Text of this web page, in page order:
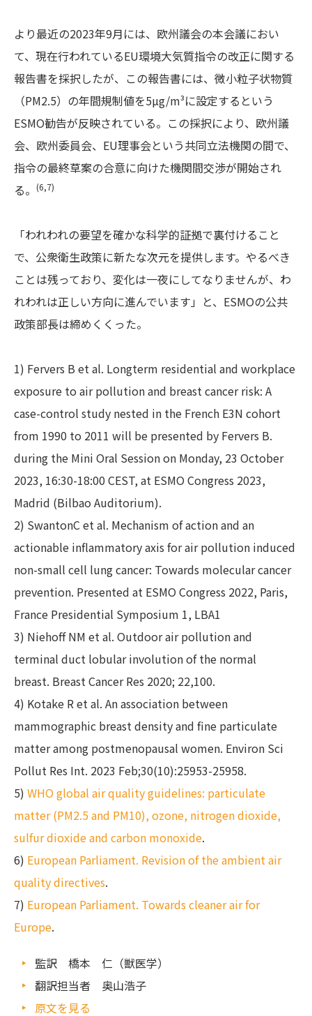
より最近の2023年9月には、欧州議会の本会議におい
て、現在行われているEU環境大気質指令の改正に関する
報告書を採択したが、この報告書には、微小粒子状物質
（PM2.5）の年間規制値を5µg/m³に設定するという
ESMO勧告が反映されている。この採択により、欧州議
会、欧州委員会、EU理事会という共同立法機関の間で、
指令の最終草案の合意に向けた機関間交渉が開始され
る。
(6,7)
「われわれの要望を確かな科学的証拠で裏付けること
で、公衆衛生政策に新たな次元を提供します。やるべき
ことは残っており、変化は一夜にしてなりませんが、わ
れわれは正しい方向に進んでいます」と、ESMOの公共
政策部長は締めくくった。
1) Fervers B et al. Longterm residential and workplace
exposure to air pollution and breast cancer risk: A
case-control study nested in the French E3N cohort
from 1990 to 2011 will be presented by Fervers B.
during the Mini Oral Session on Monday, 23 October
2023, 16:30-18:00 CEST, at ESMO Congress 2023,
Madrid (Bilbao Auditorium).
2) SwantonC et al. Mechanism of action and an
actionable inflammatory axis for air pollution induced
non-small cell lung cancer: Towards molecular cancer
prevention. Presented at ESMO Congress 2022, Paris,
France Presidential Symposium 1, LBA1
3) Niehoff NM et al. Outdoor air pollution and
terminal duct lobular involution of the normal
breast. Breast Cancer Res 2020; 22,100.
4) Kotake R et al. An association between
mammographic breast density and fine particulate
matter among postmenopausal women. Environ Sci
Pollut Res Int. 2023 Feb;30(10):25953-25958.
5) WHO global air quality guidelines: particulate
matter (‎PM2.5 and PM10)‎, ozone, nitrogen dioxide,
sulfur dioxide and carbon monoxide.
6) European Parliament. Revision of the ambient air
quality directives.
7) European Parliament. Towards cleaner air for
Europe.
監訳 橋本 仁（獣医学）
翻訳担当者 奥山浩子
原文を見る